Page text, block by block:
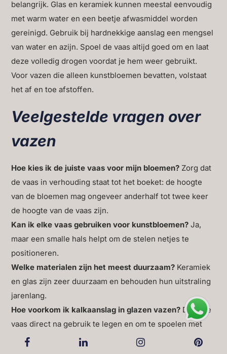
belangrijk. Glas en keramiek kunnen meestal eenvoudig
met warm water en een beetje afwasmiddel worden
gereinigd. Gebruik bij hardnekkige aanslag een mengsel
van water en azijn. Spoel de vaas altijd goed om en laat
deze volledig drogen voordat je hem weer gebruikt.
Voor vazen die alleen kunstbloemen bevatten, volstaat
het af en toe afstoffen.
Veelgestelde vragen over
vazen
Hoe kies ik de juiste vaas voor mijn bloemen? Zorg dat
de vaas in verhouding staat tot het boeket: de hoogte
van de bloemen mag ongeveer anderhalf tot twee keer
de hoogte van de vaas zijn.
Kan ik elke vaas gebruiken voor kunstbloemen? Ja,
maar een smalle hals helpt om de stelen netjes te
positioneren.
Welke materialen zijn het meest duurzaam? Keramiek
en glas zijn zeer duurzaam en behouden hun uitstraling
jarenlang.
Hoe voorkom ik kalkaanslag in glazen vazen? Door de
vaas direct na gebruik te legen en om te spoelen met
schoon water, eventueel met een scheutje azijn.